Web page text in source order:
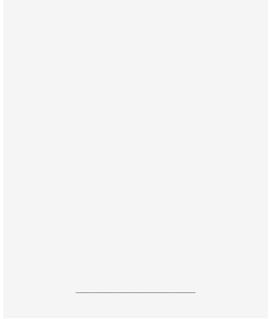
------------------------------------------------------------------